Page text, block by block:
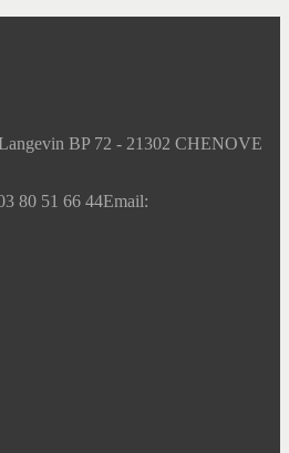
BP 72 - 21302 CHENOVE
80 51 66 44Email: